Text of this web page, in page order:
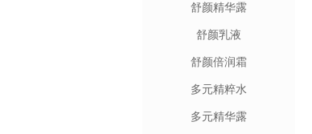
舒颜精华露
舒颜乳液
舒颜倍润霜
多元精粹水
多元精华露